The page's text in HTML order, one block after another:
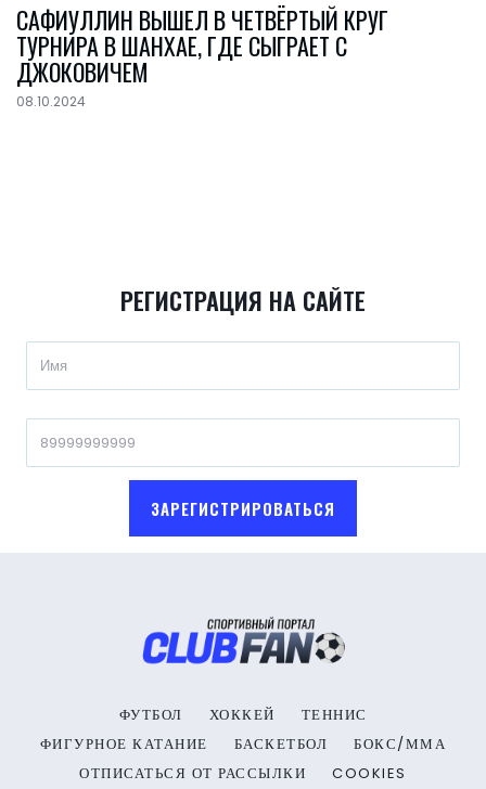
САФИУЛЛИН ВЫШЕЛ В ЧЕТВЁРТЫЙ КРУГ
ТУРНИРА В ШАНХАЕ, ГДЕ СЫГРАЕТ С
ДЖОКОВИЧЕМ
08.10.2024
РЕГИСТРАЦИЯ НА САЙТЕ
ЗАРЕГИСТРИРОВАТЬСЯ
ФУТБОЛ ХОККЕЙ
ТЕННИС
ФИГУРНОЕ КАТАНИЕ
БАСКЕТБОЛ
БОКС/ММА
ОТПИСАТЬСЯ ОТ РАССЫЛКИ
COOKIES